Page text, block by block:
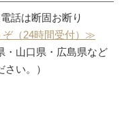
話は断固お断り
ぞ（24時間受付）≫
・山口県・広島県など
い。）